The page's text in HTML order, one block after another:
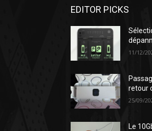
EDITOR PICKS
11/12/
retour
25/09/
Le